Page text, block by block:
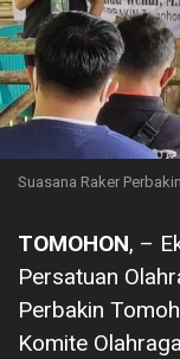
Suasana Raker
TOMOHON, –
Persatuan
Perbakin
Komite